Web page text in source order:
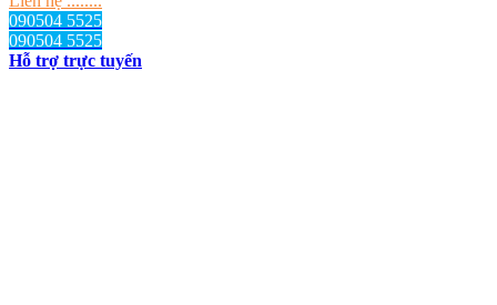
090504 5525
090504 5525
Hỗ trợ trực tuyến